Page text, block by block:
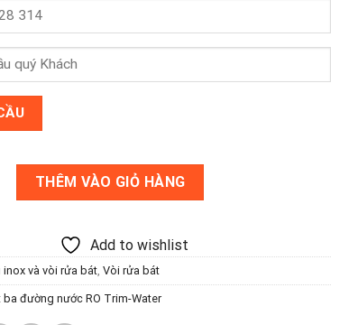
đường nước RO Trim-Water số lượng
THÊM VÀO GIỎ HÀNG
Add to wishlist
inox và vòi rửa bát, Vòi rửa bát
đường nước RO Trim-Water